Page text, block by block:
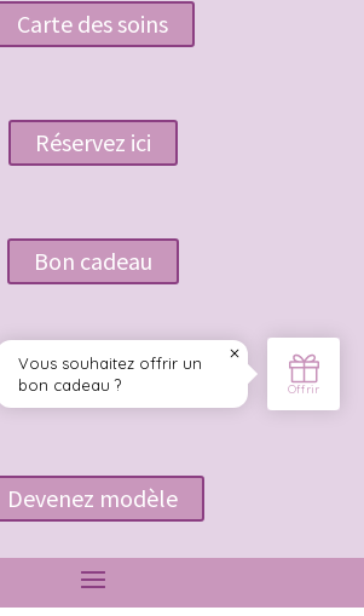
Carte des soins
Réservez ici
Bon cadeau
Formations
Devenez modèle